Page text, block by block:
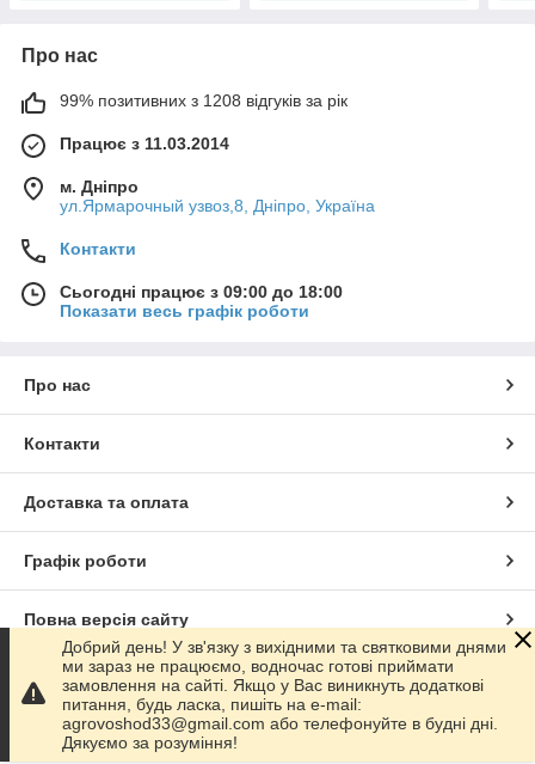
Про нас
99% позитивних з 1208 відгуків за рік
Працює з 11.03.2014
м. Дніпро
ул.Ярмарочный узвоз,8, Дніпро, Україна
Контакти
Сьогодні працює з 09:00 до 18:00
Показати весь графік роботи
Про нас
Контакти
Доставка та оплата
Графік роботи
Повна версія сайту
Сайт створено на маркетплейсіProm.ua
Політика конфіденційності
Добрий день! У зв'язку з вихідними та святковими днями
ми зараз не працюємо, водночас готові приймати
замовлення на сайті. Якщо у Вас виникнуть додаткові
питання, будь ласка, пишіть на e-mail:
agrovoshod33@gmail.com або телефонуйте в будні дні.
Дякуємо за розуміння!